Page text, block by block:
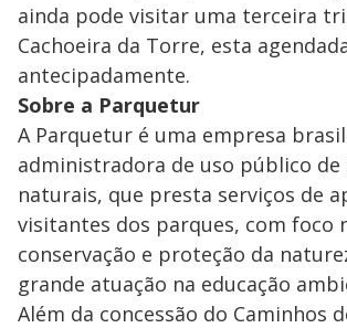
ainda pode visitar uma terceira
Cachoeira da Torre, esta
antecipadamente.
Sobre a Parquetur
A Parquetur é uma empresa
administradora de uso público de
naturais, que presta serviços de
visitantes dos parques, com foco
conservação e proteção da
grande atuação na educação
Além da concessão do Caminhos